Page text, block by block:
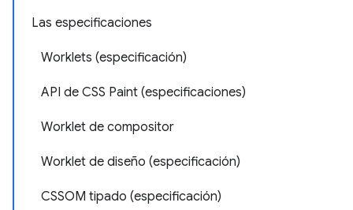
Las especificaciones
Worklets (especificación)
API de CSS Paint (especificaciones)
Worklet de compositor
Worklet de diseño (especificación)
CSSOM tipado (especificación)